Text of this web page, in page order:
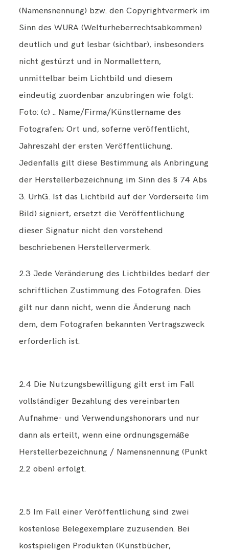
(Namensnennung) bzw. den Copyrightvermerk im
Sinn des WURA (Welturheberrechtsabkommen)
deutlich und gut lesbar (sichtbar), insbesonders
nicht gestürzt und in Normallettern,
unmittelbar beim Lichtbild und diesem
eindeutig zuordenbar anzubringen wie folgt:
Foto: (c) .. Name/Firma/Künstlername des
Fotografen; Ort und, soferne veröffentlicht,
Jahreszahl der ersten Veröffentlichung.
Jedenfalls gilt diese Bestimmung als Anbringung
der Herstellerbezeichnung im Sinn des § 74 Abs
3. UrhG. Ist das Lichtbild auf der Vorderseite (im
Bild) signiert, ersetzt die Veröffentlichung
dieser Signatur nicht den vorstehend
beschriebenen Herstellervermerk.
2.3 Jede Veränderung des Lichtbildes bedarf der
schriftlichen Zustimmung des Fotografen. Dies
gilt nur dann nicht, wenn die Änderung nach
dem, dem Fotografen bekannten Vertragszweck
erforderlich ist.
2.4 Die Nutzungsbewilligung gilt erst im Fall
vollständiger Bezahlung des vereinbarten
Aufnahme- und Verwendungshonorars und nur
dann als erteilt, wenn eine ordnungsgemäße
Herstellerbezeichnung / Namensnennung (Punkt
2.2 oben) erfolgt.
2.5 Im Fall einer Veröffentlichung sind zwei
kostenlose Belegexemplare zuzusenden. Bei
kostspieligen Produkten (Kunstbücher,